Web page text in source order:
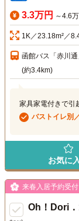
3.3万円 ～4.6
1K／23.18m²／
函館バス「赤川
(約3.4km)
家具家電付きで引
バストイレ別
お気に
来春入居予約受付
Oh！Dori